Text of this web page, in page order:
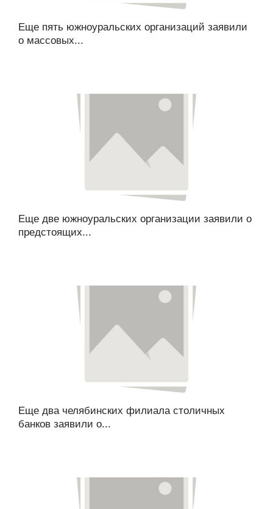
Еще пять южноуральских организаций заявили
о массовых...
Еще две южноуральских организации заявили о
предстоящих...
Еще два челябинских филиала столичных
банков заявили о...